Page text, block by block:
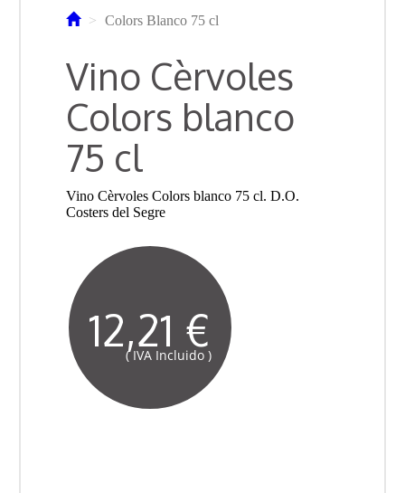
Colors Blanco 75 cl
Vino Cèrvoles
Colors blanco
75 cl
Vino Cèrvoles Colors blanco 75 cl. D.O.
Costers del Segre
12,21 €
( IVA Incluido )